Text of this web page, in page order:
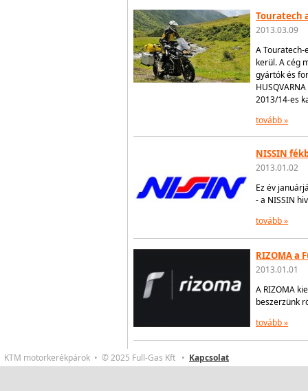
Touratech
2013.03.09
A
kerül. A cég
gyártók és
2013/14-es
tovább »
NISSIN
2013.01.02
Ez év
- a NISSIN
tovább »
RIZOMA a
2013.01.01
A RIZOMA
beszerzünk
tovább »
KTM motorkerékpárok • © 2025 Full-Gas Kft • Kapcsolat